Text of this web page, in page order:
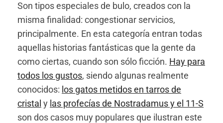
Son tipos especiales de bulo, creados con la
misma finalidad: congestionar servicios,
principalmente. En esta categoría entran todas
aquellas historias fantásticas que la gente da
como ciertas, cuando son sólo ficción. Hay para
todos los gustos, siendo algunas realmente
conocidos: los gatos metidos en tarros de
cristal y las profecías de Nostradamus y el 11-S
son dos casos muy populares que ilustran este